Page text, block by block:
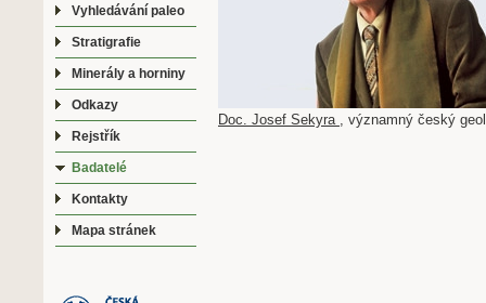
Vyhledávání paleo
Stratigrafie
Minerály a horniny
Odkazy
Rejstřík
Badatelé
Kontakty
Mapa stránek
Doc. Josef Sekyra , významný český